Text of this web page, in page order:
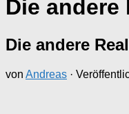
Die andere
Die andere
von Andreas ·